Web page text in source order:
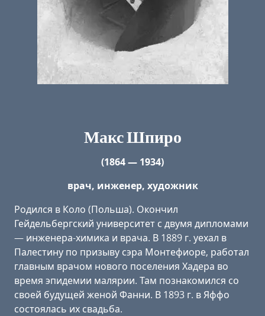
Макс Шпиро
(1864 — 1934)
врач, инженер, художник
Родился в Коло (Польша). Окончил
Гейдельбергский университет с двумя дипломами
— инженера-химика и врача. В 1889 г. уехал в
Палестину по призыву сэра Монтефиоре, работал
главным врачом нового поселения Хадера во
время эпидемии малярии. Там познакомился со
своей будущей женой Фанни. В 1893 г. в Яффо
состоялась их свадьба.